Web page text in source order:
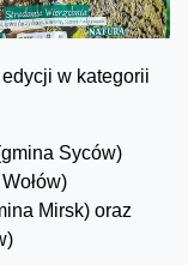
edycji w kategorii
Syców)
Mirsk) oraz